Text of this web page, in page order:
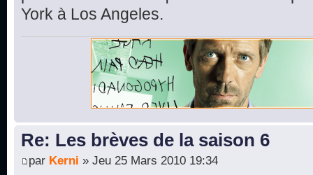
York à Los Angeles.
Re: Les brèves de la saison 6
par Kerni » Jeu 25 Mars 2010 19:34